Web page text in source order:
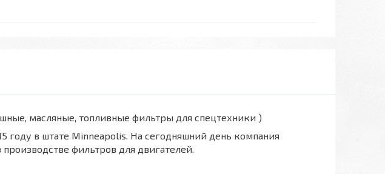
масляные, топливные фильтры для спецтехники )
году в штате Minneapolis. На сегодняшний день компания
фильтров для двигателей.